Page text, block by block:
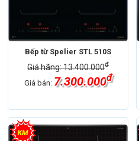
Bếp từ Spelier STL 510S
Giá hãng: 13.400.000đ
Giá bán: 7.300.000đ